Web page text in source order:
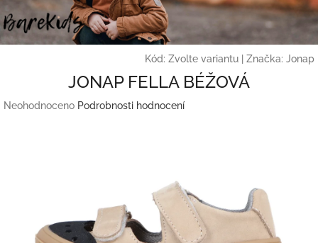
Přejít
na
obsah
Kód: Zvolte variantu Značka: Jonap
JONAP FELLA BÉŽOVÁ
Průměrné
Neohodnoceno Podrobnosti hodnocení